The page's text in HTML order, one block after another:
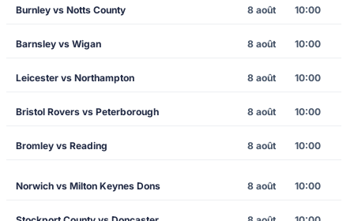
Burnley vs Notts County 8 août 10:00
Barnsley vs Wigan 8 août 10:00
Leicester vs Northampton 8 août 10:00
Bristol Rovers vs Peterborough 8 août 10:00
Bromley vs Reading 8 août 10:00
Norwich vs Milton Keynes Dons 8 août 10:00